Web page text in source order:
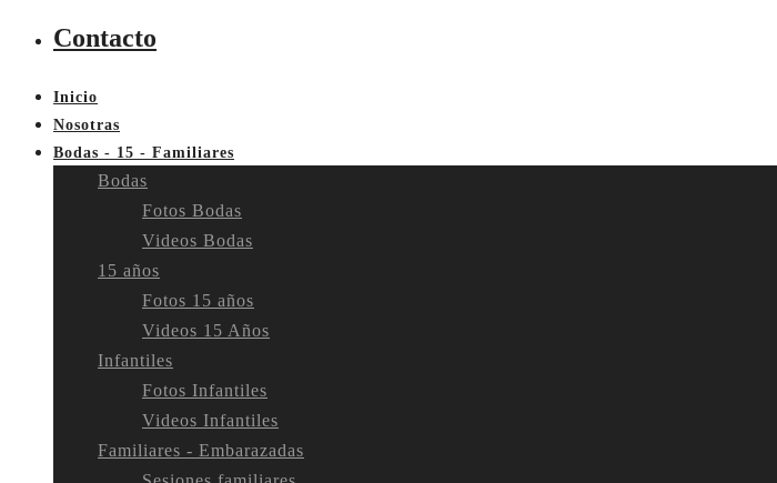
Contacto
Inicio
Nosotras
Bodas - 15 - Familiares
Bodas
Fotos Bodas
Videos Bodas
15 años
Fotos 15 años
Videos 15 Años
Infantiles
Fotos Infantiles
Videos Infantiles
Familiares - Embarazadas